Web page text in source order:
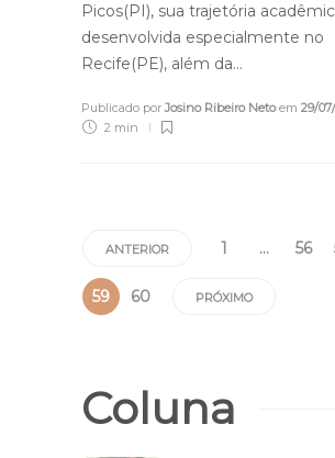
Picos(PI), sua trajetória
desenvolvida especialmente no
Recife(PE), além da…
Publicado porJosino Ribeiro Netoem 29/
2 min
ANTERIOR 1 … 56
59 60 PRÓXIMO
Coluna